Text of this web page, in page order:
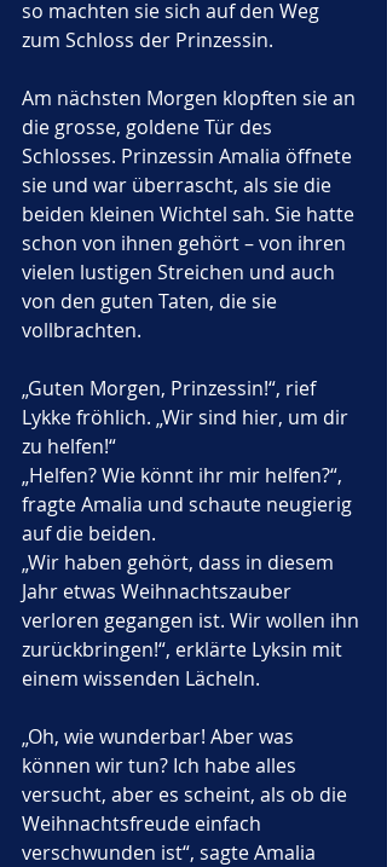
so machten sie sich auf den Weg
zum Schloss der Prinzessin.
Am nächsten Morgen klopften sie an
die grosse, goldene Tür des
Schlosses. Prinzessin Amalia öffnete
sie und war überrascht, als sie die
beiden kleinen Wichtel sah. Sie hatte
schon von ihnen gehört – von ihren
vielen lustigen Streichen und auch
von den guten Taten, die sie
vollbrachten.
„Guten Morgen, Prinzessin!“, rief
Lykke fröhlich. „Wir sind hier, um dir
zu helfen!“
„Helfen? Wie könnt ihr mir helfen?“,
fragte Amalia und schaute neugierig
auf die beiden.
„Wir haben gehört, dass in diesem
Jahr etwas Weihnachtszauber
verloren gegangen ist. Wir wollen ihn
zurückbringen!“, erklärte Lyksin mit
einem wissenden Lächeln.
„Oh, wie wunderbar! Aber was
können wir tun? Ich habe alles
versucht, aber es scheint, als ob die
Weihnachtsfreude einfach
verschwunden ist“, sagte Amalia